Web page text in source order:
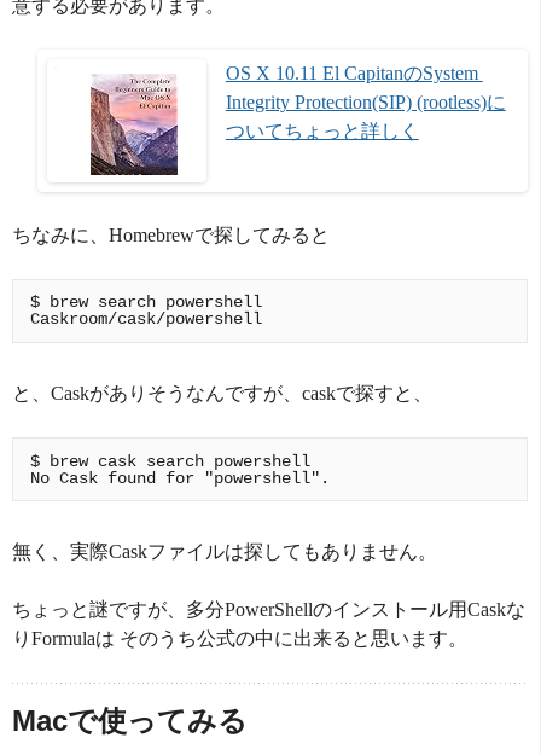
意する必要があります。
OS X 10.11 El CapitanのSystem
Integrity Protection(SIP) (rootless)に
ついてちょっと詳しく
ちなみに、Homebrewで探してみると
$ brew search powershell
と、Caskがありそうなんですが、caskで探すと、
$ brew cask search powershell
無く、実際Caskファイルは探してもありません。
ちょっと謎ですが、多分PowerShellのインストール用Caskな
りFormulaは そのうち公式の中に出来ると思います。
Macで使ってみる